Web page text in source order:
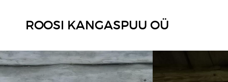
ROOSI KANGASPUU OÜ